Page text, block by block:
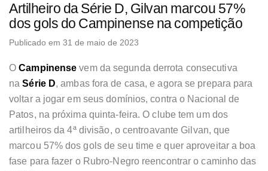
Artilheiro da Série D, Gilvan marcou 57%
dos gols do Campinense na competição
Publicado em 31 de maio de 2023
OCampinense vem da segunda derrota consecutiva
naSérie D, ambas fora de casa, e agora se prepara para
voltar a jogar em seus domínios, contra o Nacional de
Patos, na próxima quinta-feira. O clube tem um dos
artilheiros da 4ª divisão, o centroavante Gilvan, que
marcou 57% dos gols de seu time e quer aproveitar a boa
fase para fazer o Rubro-Negro reencontrar o caminho das